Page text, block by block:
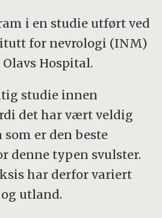
MR
bruke interoperativ MR
ultralyd.
i en studie utført ved
for nevrologi (INM)
Hospital.
studie innen
det har vært veldig
er den beste
denne typen svulster.
har derfor variert
utland.